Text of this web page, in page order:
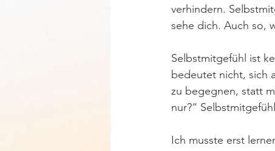
verhindern.
sehe dich. Auch so,
Selbstmitgefühl ist
bedeutet nicht, sich
zu begegnen, statt
nur?“
Ich musste erst